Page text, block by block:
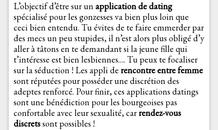
L’objectif d’être sur unapplication de dating
spécialisé pour les gonzesses va bien plus loin que
ceci bien entendu. Tu évites de te faire emmerder par
des mecs un peu stupides, il n’est alors plus obligé d’y
aller à tâtons en te demandant si la jeune fille qui
t’intéresse est bien lesbiennes…. Tu peux te focaliser
sur la séduction ! Les appli de rencontre entre femme
sont réputées pour posséder une discrétion des
adeptes renforcé. Pour finir, ces applications datings
sont une bénédiction pour les bourgeoises pas
confortable avec leur sexualité, carrendez-vous
discretssont possibles !